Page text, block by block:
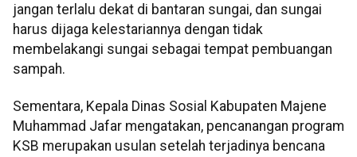
jangan terlalu dekat di bantaran sungai, dan sungai
harus dijaga kelestariannya dengan tidak
membelakangi sungai sebagai tempat pembuangan
sampah.
Sementara, Kepala Dinas Sosial Kabupaten Majene
Muhammad Jafar mengatakan, pencanangan program
KSB merupakan usulan setelah terjadinya bencana